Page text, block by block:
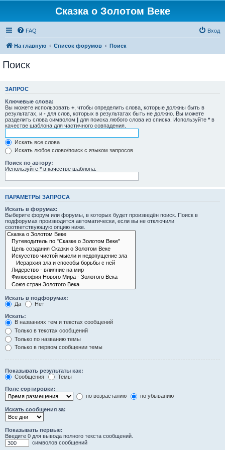
Сказка о Золотом Веке
FAQ Вход
На главную Список форумов Поиск
Поиск
ЗАПРОС
Ключевые слова:
Вы можете использовать + , чтобы определить слова, которые должны быть в
результатах, и - для слов, которых в результатах быть не должно. Вы можете
разделить слова символом | для поиска любого слова из списка. Используйте * в
качестве шаблона для частичного совпадения.
Искать все слова
Искать любое слово/поиск с языком запросов
Поиск по автору:
Используйте * в качестве шаблона.
ПАРАМЕТРЫ ЗАПРОСА
Искать в форумах:
Выберите форум или форумы, в которых будет произведён поиск. Поиск в
подфорумах производится автоматически, если вы не отключили
соответствующую опцию ниже.
Искать в подфорумах:
Да
Нет
Искать:
В названиях тем и текстах сообщений
Только в текстах сообщений
Только по названию темы
Только в первом сообщении темы
Показывать результаты как:
Сообщения
Темы
Поле сортировки:
по возрастанию
по убыванию
Искать сообщения за:
Показывать первые:
Введите 0 для вывода полного текста сообщений.
символов сообщений